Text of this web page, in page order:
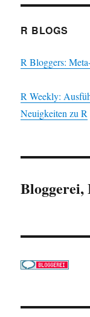
R BLOGS
R Bloggers:
R Weekly:
Neuigkeiten zu R
Bloggerei,